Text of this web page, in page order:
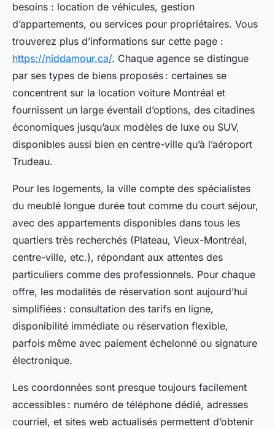
besoins : location de véhicules, gestion
d’appartements, ou services pour propriétaires. Vous
trouverez plus d’informations sur cette page :
https://niddamour.ca/. Chaque agence se distingue
par ses types de biens proposés : certaines se
concentrent sur la location voiture Montréal et
fournissent un large éventail d’options, des citadines
économiques jusqu’aux modèles de luxe ou SUV,
disponibles aussi bien en centre-ville qu’à l’aéroport
Trudeau.
Pour les logements, la ville compte des spécialistes
du meublé longue durée tout comme du court séjour,
avec des appartements disponibles dans tous les
quartiers très recherchés (Plateau, Vieux-Montréal,
centre-ville, etc.), répondant aux attentes des
particuliers comme des professionnels. Pour chaque
offre, les modalités de réservation sont aujourd’hui
simplifiées : consultation des tarifs en ligne,
disponibilité immédiate ou réservation flexible,
parfois même avec paiement échelonné ou signature
électronique.
Les coordonnées sont presque toujours facilement
accessibles : numéro de téléphone dédié, adresses
courriel, et sites web actualisés permettent d’obtenir